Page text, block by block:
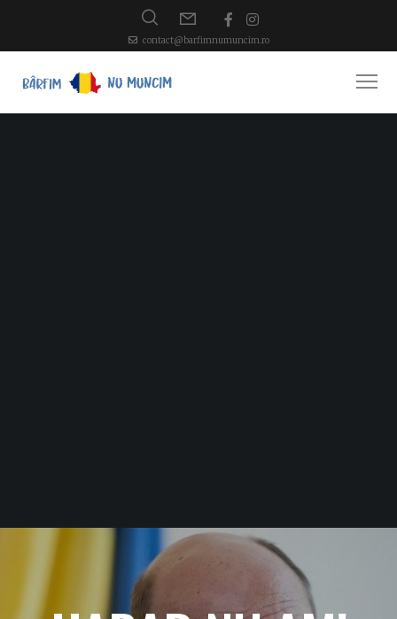
contact@barfimnumuncim.ro